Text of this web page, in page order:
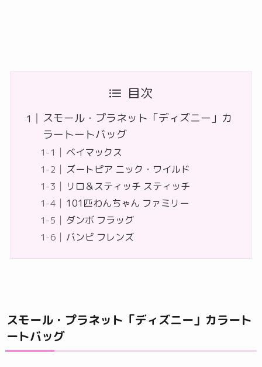
目次
スモール・プラネット「ディズニー」カ
ラートートバッグ
ベイマックス
ズートピア ニック・ワイルド
リロ＆スティッチ スティッチ
101匹わんちゃん ファミリー
ダンボ フラッグ
バンビ フレンズ
スモール・プラネット「ディズニー」カラート
ートバッグ